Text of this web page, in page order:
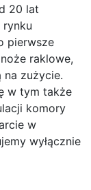
20 lat
rynku
pierwsze
raklowe,
na zużycie.
w tym także
komory
w
wyłącznie